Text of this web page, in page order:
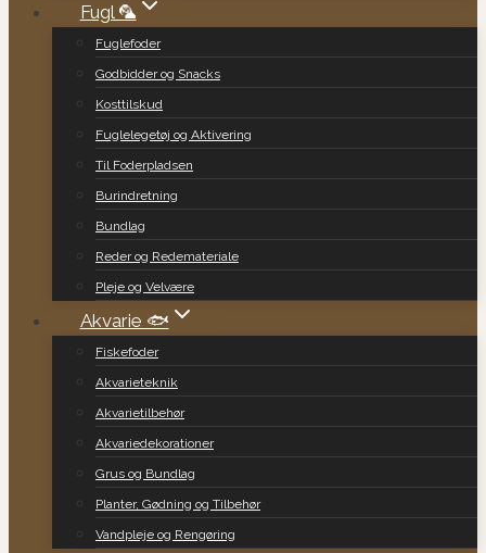
Fugl 🦜
Fuglefoder
Godbidder og Snacks
Kosttilskud
Fuglelegetøj og Aktivering
Til Foderpladsen
Burindretning
Bundlag
Reder og Redemateriale
Pleje og Velvære
Akvarie 🐟
Fiskefoder
Akvarieteknik
Akvarietilbehør
Akvariedekorationer
Grus og Bundlag
Planter, Gødning og Tilbehør
Vandpleje og Rengøring